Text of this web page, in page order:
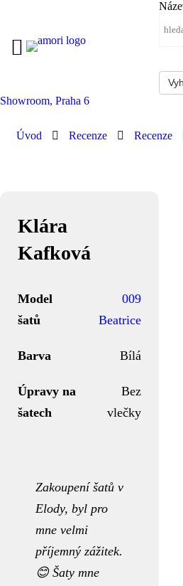
Showroom, Praha 6
Úvod Recenze Recenze
Klára
Kafková
Model
šatů
009
Beatrice
Barva Bílá
Úpravy na
šatech
Bez
vlečky
Zakoupení šatů v
Elody, byl pro
mne velmi
příjemný zážitek.
😊 Šaty mne